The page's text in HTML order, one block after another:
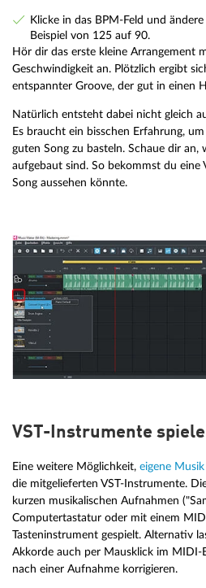
Klicke in das BPM-Feld und
Beispiel von 125 auf 90.
Hör dir das erste kleine Arrangement
Geschwindigkeit an. Plötzlich ergibt
entspannter Groove, der gut in einen
Natürlich entsteht dabei nicht gleich
Es braucht ein bisschen Erfahrung,
guten Song zu basteln. Schaue dir an,
aufgebaut sind. So bekommst du eine
Song aussehen könnte.
VST-Instrumente
Eine weitere Möglichkeit, eigene
die mitgelieferten VST-Instrumente.
kurzen musikalischen Aufnahmen
Computertastatur oder mit einem
Tasteninstrument gespielt. Alternativ
Akkorde auch per Mausklick im
nach einer Aufnahme korrigieren.